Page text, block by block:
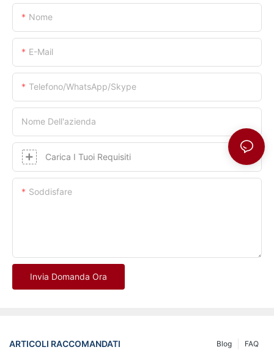
Nome
E-Mail
Telefono/whatsApp/skype
Nome Dell'azienda
Carica I Tuoi Requisiti
Soddisfare
Invia Domanda Ora
ARTICOLI RACCOMANDATI FAQ
Blog